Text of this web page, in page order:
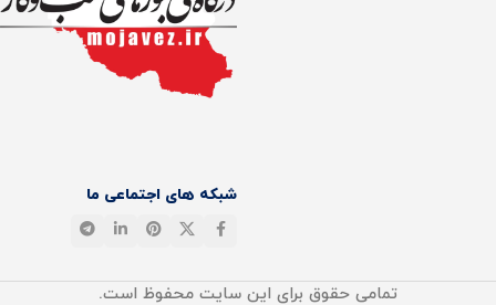
شبکه های اجتماعی ما
تمامی حقوق برای این سایت محفوظ است.